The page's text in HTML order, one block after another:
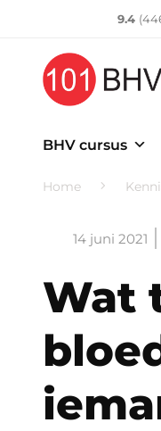
Klantenvertellen
9.410
(
BHV cursus
Home
14 juni 2021
Wat